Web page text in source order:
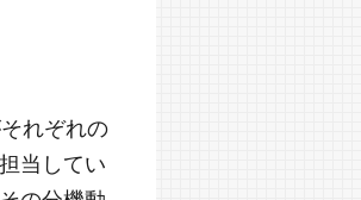
れぞれの
当してい